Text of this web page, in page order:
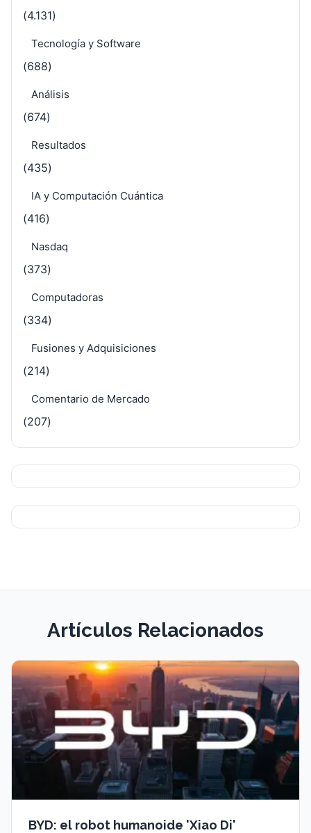
(4.131)
Tecnología y Software
(688)
Análisis
(674)
Resultados
(435)
IA y Computación Cuántica
(416)
Nasdaq
(373)
Computadoras
(334)
Fusiones y Adquisiciones
(214)
Comentario de Mercado
(207)
Artículos Relacionados
BYD: el robot humanoide 'Xiao Di'